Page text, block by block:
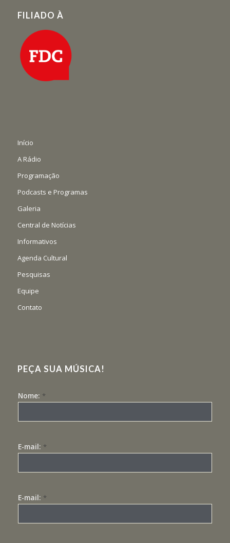
FILIADO À
Início
A Rádio
Programação
Podcasts e Programas
Galeria
Central de Notícias
Informativos
Agenda Cultural
Pesquisas
Equipe
Contato
PEÇA SUA MÚSICA!
Nome: *
E-mail: *
E-mail: *